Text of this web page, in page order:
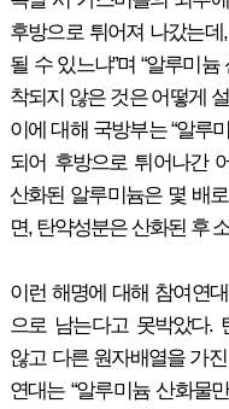
후방으로 튀어져 나갔는
될 수 있느냐”며 “알루미
착되지 않은 것은 어떻게
이에 대해 국방부는 “알루
되어 후방으로 튀어나간
산화된 알루미늄은 몇 배
면, 탄약성분은 산화된 후
이런 해명에 대해 참여연
으로 남는다고 못박았다.
않고 다른 원자배열을 가
연대는 “알루미늄 산화물